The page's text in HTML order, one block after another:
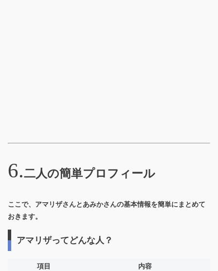
二人の簡単プロフィール
ここで、アマリザさんとあみかさんの基本情報を簡単にまとめて
おきます。
アマリザってどんな人？
項目
内容